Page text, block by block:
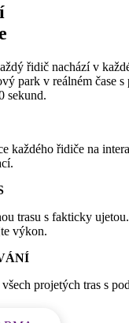
řidič nachází v
park v reálném čase s
sekund.
každého řidiče na
trasu s fakticky
výkon.
projetých tras s